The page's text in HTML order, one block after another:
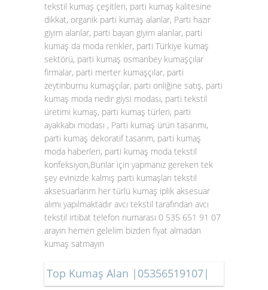
tekstil kumaş çeşitleri, parti kumaş kalitesine
dikkat, organik parti kumaş alanlar, Parti hazır
giyim alanlar, parti bayan giyim alanlar, parti
kumaş da moda renkler, parti Türkiye kumaş
sektörü, parti kumaş osmanbey kumaşçılar
firmalar, parti merter kumaşçılar, parti
zeytinburnu kumaşçılar, parti onliğine satış, parti
kumaş moda nedir giysi modası, parti tekstil
üretimi kumaş, parti kumaş türleri, parti
ayakkabı modası , Parti kumaş ürün tasarımı,
parti kumaş dekoratif tasarım, parti kumaş
moda haberleri, parti kumaş moda tekstil
konfeksiyon,Bunlar için yapmanız gereken tek
şey evinizde kalmış parti kumaşları tekstil
aksesuarlarım her türlü kumaş iplik aksesuar
alımı yapılmaktadır avcı tekstil tarafından avcı
tekstil irtibat telefon numarası 0 535 651 91 07
arayın hemen gelelim bizden fiyat almadan
kumaş satmayın
Top Kumaş Alan |05356519107|